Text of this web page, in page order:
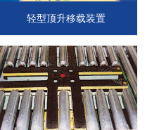
轻型顶升移载装置